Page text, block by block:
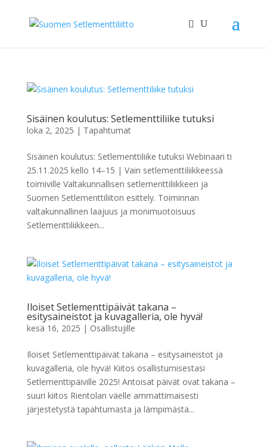
Sisäinen koulutus: Setlementtiliike tutuksi
loka 2, 2025 | Tapahtumat
Sisäinen koulutus: Setlementtiliike tutuksi Webinaari ti
25.11.2025 kello 14–15 | Vain setlementtiliikkeessä
toimiville Valtakunnallisen setlementtiliikkeen ja
Suomen Setlementtiliiton esittely. Toiminnan
valtakunnallinen laajuus ja monimuotoisuus
Setlementtiliikkeen...
Iloiset Setlementtipäivät takana –
esitysaineistot ja kuvagalleria, ole hyvä!
kesä 16, 2025 | Osallistujille
Iloiset Setlementtipäivät takana – esitysaineistot ja
kuvagalleria, ole hyvä! Kiitos osallistumisestasi
Setlementtipäiville 2025! Antoisat päivät ovat takana –
suuri kiitos Rientolan väelle ammattimaisesti
järjestetystä tapahtumasta ja lämpimästä...